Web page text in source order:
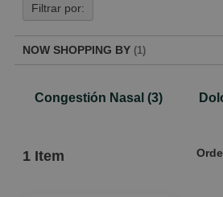
Filtrar por:
NOW SHOPPING BY
Congestión Nasal (3)
1Item